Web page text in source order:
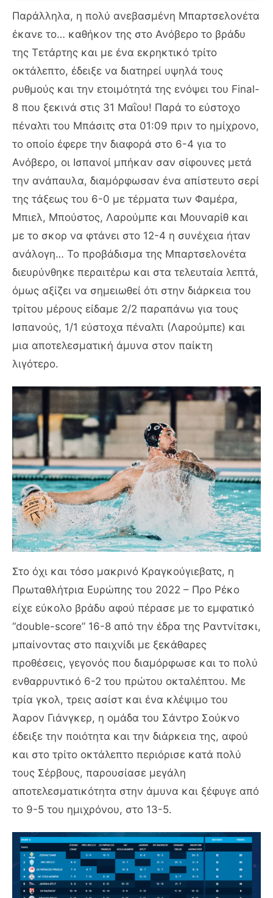
Παράλληλα, η πολύ ανεβασμένη Μπαρτσελονέτα
έκανε το… καθήκον της στο Ανόβερο το βράδυ
της Τετάρτης και με ένα εκρηκτικό τρίτο
οκτάλεπτο, έδειξε να διατηρεί υψηλά τους
ρυθμούς και την ετοιμότητά της ενόψει του Final-
8 που ξεκινά στις 31 Μαΐου! Παρά το εύστοχο
πέναλτι του Μπάσιτς στα 01:09 πριν το ημίχρονο,
το οποίο έφερε την διαφορά στο 6-4 για το
Ανόβερο, οι Ισπανοί μπήκαν σαν σίφουνες μετά
την ανάπαυλα, διαμόρφωσαν ένα απίστευτο σερί
της τάξεως του 6-0 με τέρματα των Φαμέρα,
Μπιελ, Μπούστος, Λαρούμπε και Μουναρίθ και
με το σκορ να φτάνει στο 12-4 η συνέχεια ήταν
ανάλογη… Το προβάδισμα της Μπαρτσελονέτα
διευρύνθηκε περαιτέρω και στα τελευταία λεπτά,
όμως αξίζει να σημειωθεί ότι στην διάρκεια του
τρίτου μέρους είδαμε 2/2 παραπάνω για τους
Ισπανούς, 1/1 εύστοχα πέναλτι (Λαρούμπε) και
μια αποτελεσματική άμυνα στον παίκτη
λιγότερο.
Στο όχι και τόσο μακρινό Κραγκούγιεβατς, η
Πρωταθλήτρια Ευρώπης του 2022 – Προ Ρέκο
είχε εύκολο βράδυ αφού πέρασε με το εμφατικό
“double-score” 16-8 από την έδρα της Ραντνίτσκι,
μπαίνοντας στο παιχνίδι με ξεκάθαρες
προθέσεις, γεγονός που διαμόρφωσε και το πολύ
ενθαρρυντικό 6-2 του πρώτου οκταλέπτου. Με
τρία γκολ, τρεις ασίστ και ένα κλέψιμο του
Άαρον Γιάνγκερ, η ομάδα του Σάντρο Σούκνο
έδειξε την ποιότητα και την διάρκεια της, αφού
και στο τρίτο οκτάλεπτο περιόρισε κατά πολύ
τους Σέρβους, παρουσίασε μεγάλη
αποτελεσματικότητα στην άμυνα και ξέφυγε από
το 9-5 του ημιχρόνου, στο 13-5.